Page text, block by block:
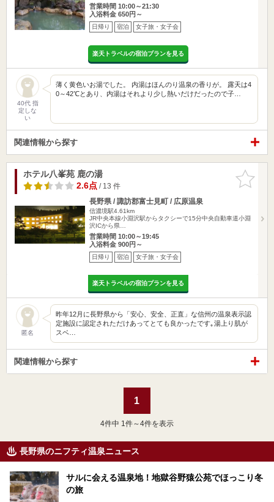
営業時間 10:00～21:30
入浴料金 650円～
日帰り 宿泊 女子旅・女子会
楽天トラベルの宿泊プランを見る
40代 指
定しな
い
薄く黄色いお湯でした。 内湯はほんのり温泉の香りが。 露天は4
0～42℃とあり、内湯はそれより少し熱いだけだったので子…
関連情報から探す
お気に入
りに追加
ホテル八峯苑 鹿の湯
2.6点/ 13 件
長野県 / 諏訪郡富士見町 / 広原温泉
信濃境駅4.61km
JR中央本線小淵沢駅からタクシーで15分中央自動車道小淵
沢ICから県…
営業時間 10:00～19:45
入浴料金 900円～
日帰り 宿泊 女子旅・女子会
楽天トラベルの宿泊プランを見る
匿名
昨年12月に長野県から「安心、安全、正直」な信州の温泉表示認
定施設に認定されただけあってとても良かったです｡湯上り肌が
スベ…
関連情報から探す
1
4件中 1件～4件を表示
長野県のニフティ温泉ニュース
サルに会える温泉地！地獄谷野猿公苑でほっこり冬
の旅